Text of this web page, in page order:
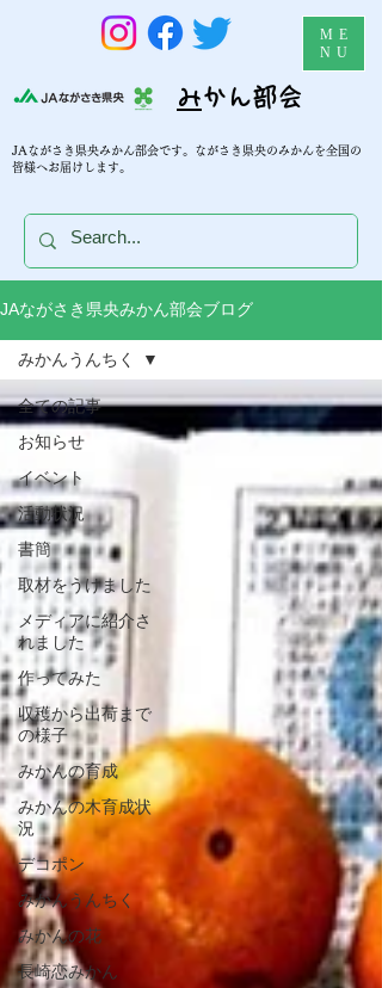
​みかん部会
ME
NU
JAながさき県央みかん部会です。ながさき県央のみかんを全国の
皆様へお届けします。
JAながさき県央みかん部会ブログ
全ての記事
お知らせ
イベント
活動状況
書簡
取材をうけました
メディアに紹介さ
れました
作ってみた
収穫から出荷まで
の様子
みかんの育成
みかんの木育成状
況
デコポン
みかんうんちく
みかんの花
長崎恋みかん
みかんうんちく